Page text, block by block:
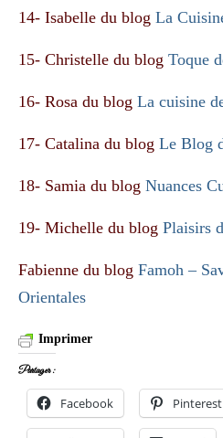
14- Isabelle du blog La
15- Christelle du blog Toque
16- Rosa du blog La cuisine
17- Catalina du blog Le Blog
18- Samia du blog Nuances
19- Michelle du blog Plaisirs
Fabienne du blog Famoh –
Orientales
Imprimer
Partager :
Facebook Pinterest